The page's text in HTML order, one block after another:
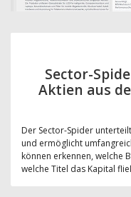
Sector-
Aktien aus
Der Sector-Spider
und ermöglicht
können erkennen, welche
welche Titel das Kapital